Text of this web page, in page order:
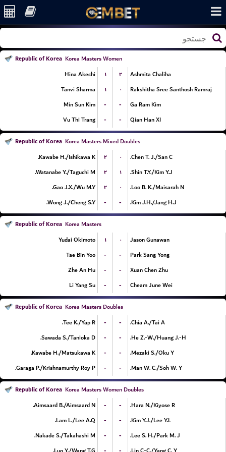
Republic of Korea Korea Masters Women
Hina Akechi
۱ ۲
Ashmita Chaliha
Tanvi Sharma
۱ ۰
Rakshitha Sree Santhosh Ramraj
Min Sun Kim
- -
Ga Ram Kim
Vu Thi Trang
- - Qian Han XI
Republic of Korea Korea Masters Mixed Doubles
Kawabe H./Ishikawa K.
۲ ۰
Chen T. J./San C.
Watanabe Y./Taguchi M.
۲ ۱
Shin T.Y./Kim Y.J.
Gao J.X./Wu M.Y.
۲ ۰
Loo B. K./Maisarah N.
Wong J./Cheng S.Y.
- - Kim J.H./Jang H.J.
Republic of Korea Korea Masters
Yudai Okimoto
۱ ۰
Jason Gunawan
Tae Bin Yoo
- -
Park Sang Yong
Zhe An Hu
- -
Xuan Chen Zhu
Li Yang Su
- - Cheam June Wei
Republic of Korea Korea Masters Doubles
Tee K./Yap R.
- -
Chia A./Tai A.
Sawada S./Tanioka D.
- -
He Z.-W./Huang J.-H.
Kawabe H./Matsukawa K.
- -
Mezaki S./Oku Y.
Garaga P./Krishnamurthy Roy P.
- - Man W. C./Soh W. Y.
Republic of Korea Korea Masters Women Doubles
Aimsaard B./Aimsaard N.
- -
Hara N./Kiyose R.
Lam L./Lee A.Q.
- -
Kim Y.J./Lee Y.L.
Nakade S./Takahashi M.
- -
Lee S. H./Park M. J.